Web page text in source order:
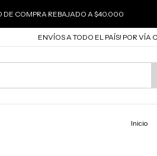
DE COMPRA REBAJADO A $40.000
ENVÍOS A TODO EL PAÍS! POR VÍA CARGO
Inicio